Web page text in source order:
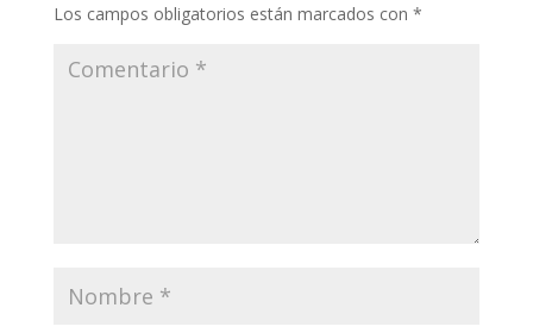
Los campos obligatorios están marcados con *